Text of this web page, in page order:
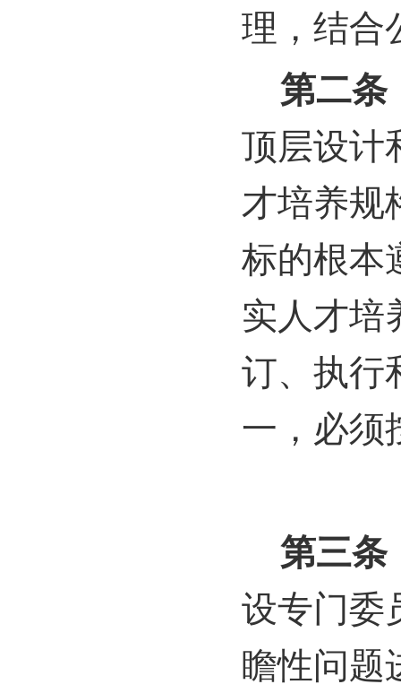
理，结合
第二条
顶层设计
才培养规
标的根本
实人才培
订、执行
一，必须
第三条
设专门委
瞻性问题